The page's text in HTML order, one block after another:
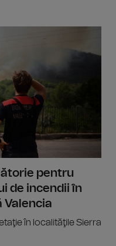
pentru
de incendii în
Valencia
în localităţile Sierra